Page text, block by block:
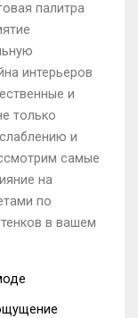
палитра
интерьеров
и
только
и
самые
на
по
в вашем